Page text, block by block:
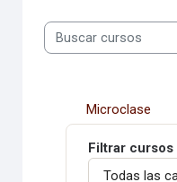
Buscar cursos
Microclase
Filtrar cursos